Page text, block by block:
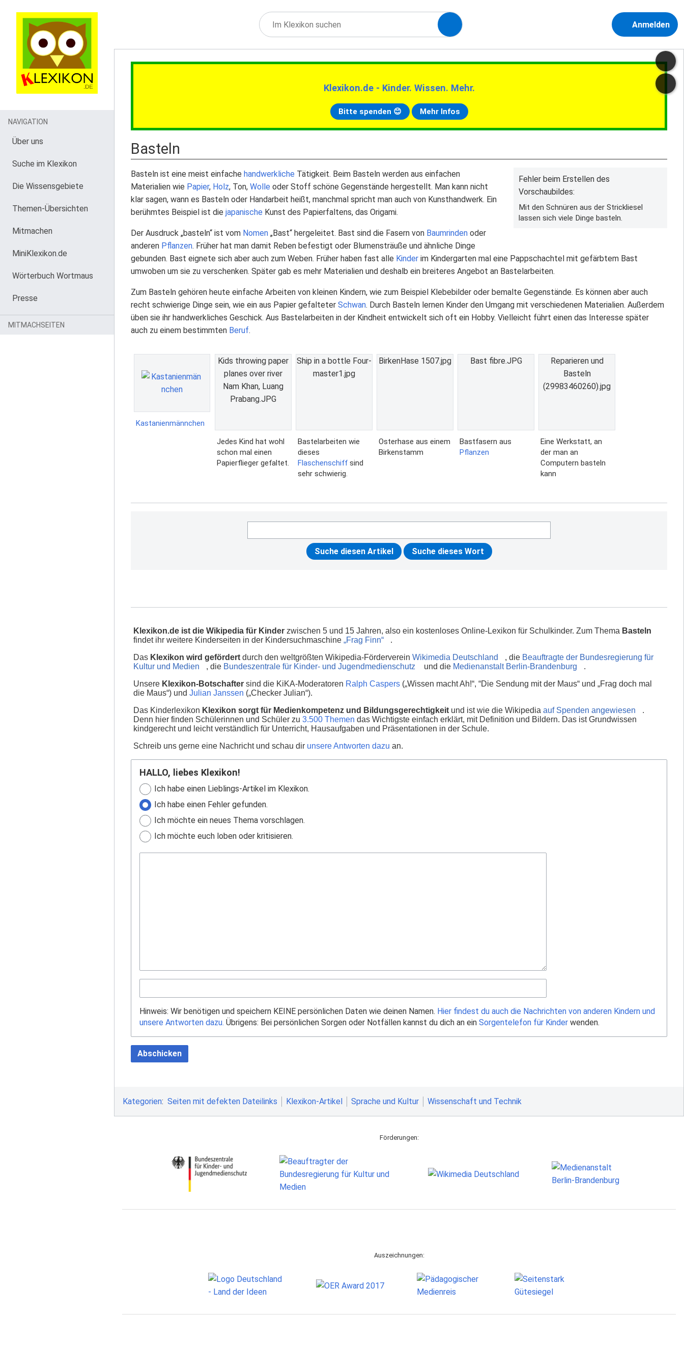
Anmelden
Klexikon.de - Kinder. Wissen. Mehr.
Bitte spenden 😊 Mehr Infos
Basteln
Fehler beim Erstellen des
Vorschaubildes:
Mit den Schnüren aus der Strickliesel
lassen sich viele Dinge basteln.
Basteln ist eine meist einfache handwerkliche Tätigkeit. Beim Basteln werden aus einfachen
Materialien wie Papier, Holz, Ton, Wolle oder Stoff schöne Gegenstände hergestellt. Man kann nicht
klar sagen, wann es Basteln oder Handarbeit heißt, manchmal spricht man auch von Kunsthandwerk. Ein
berühmtes Beispiel ist die japanische Kunst des Papierfaltens, das Origami.
Der Ausdruck „basteln“ ist vom Nomen „Bast“ hergeleitet. Bast sind die Fasern von Baumrinden oder
anderen Pflanzen. Früher hat man damit Reben befestigt oder Blumensträuße und ähnliche Dinge
gebunden. Bast eignete sich aber auch zum Weben. Früher haben fast alle Kinder im Kindergarten mal eine Pappschachtel mit gefärbtem Bast
umwoben um sie zu verschenken. Später gab es mehr Materialien und deshalb ein breiteres Angebot an Bastelarbeiten.
Zum Basteln gehören heute einfache Arbeiten von kleinen Kindern, wie zum Beispiel Klebebilder oder bemalte Gegenstände. Es können aber auch
recht schwierige Dinge sein, wie ein aus Papier gefalteter Schwan. Durch Basteln lernen Kinder den Umgang mit verschiedenen Materialien. Außerdem
üben sie ihr handwerkliches Geschick. Aus Bastelarbeiten in der Kindheit entwickelt sich oft ein Hobby. Vielleicht führt einen das Interesse später
auch zu einem bestimmten Beruf.
Kastanienmännchen
Kids throwing paper
planes over river
Nam Khan, Luang
Prabang.JPG
Jedes Kind hat wohl
schon mal einen
Papierflieger gefaltet.
Ship in a bottle Four-
master1.jpg
Bastelarbeiten wie
dieses
Flaschenschiff sind
sehr schwierig.
BirkenHase 1507.jpg
Osterhase aus einem
Birkenstamm
Bast fibre.JPG
Bastfasern aus
Pflanzen
Reparieren und
Basteln
(29983460260).jpg
Eine Werkstatt, an
der man an
Computern basteln
kann
Klexikon.de ist die Wikipedia für Kinder zwischen 5 und 15 Jahren, also ein kostenloses Online-Lexikon für Schulkinder. Zum Thema Basteln
findet ihr weitere Kinderseiten in der Kindersuchmaschine „Frag Finn“
.
Das Klexikon wird gefördert durch den weltgrößten Wikipedia-Förderverein Wikimedia Deutschland , die Beauftragte der Bundesregierung für
Kultur und Medien
, die Bundeszentrale für Kinder- und Jugendmedienschutz und die Medienanstalt Berlin-Brandenburg
.
Unsere Klexikon-Botschafter sind die KiKA-Moderatoren Ralph Caspers („Wissen macht Ah!“, “Die Sendung mit der Maus“ und „Frag doch mal
die Maus“) und Julian Janssen („Checker Julian“).
Das Kinderlexikon Klexikon sorgt für Medienkompetenz und Bildungsgerechtigkeit und ist wie die Wikipedia auf Spenden angewiesen
.
Denn hier finden Schülerinnen und Schüler zu 3.500 Themen das Wichtigste einfach erklärt, mit Definition und Bildern. Das ist Grundwissen
kindgerecht und leicht verständlich für Unterricht, Hausaufgaben und Präsentationen in der Schule.
Schreib uns gerne eine Nachricht und schau dir unsere Antworten dazu an.
HALLO, liebes Klexikon!
Ich habe einen Lieblings-Artikel im Klexikon.
Ich habe einen Fehler gefunden.
Ich möchte ein neues Thema vorschlagen.
Ich möchte euch loben oder kritisieren.
Hinweis: Wir benötigen und speichern KEINE persönlichen Daten wie deinen Namen. Hier findest du auch die Nachrichten von anderen Kindern und
unsere Antworten dazu. Übrigens: Bei persönlichen Sorgen oder Notfällen kannst du dich an ein Sorgentelefon für Kinder wenden.
Abschicken
Kategorien: Seiten mit defekten Dateilinks Klexikon-Artikel Sprache und Kultur Wissenschaft und Technik
NAVIGATION
Über uns
Suche im Klexikon
Die Wissensgebiete
Themen-Übersichten
Mitmachen
MiniKlexikon.de
Wörterbuch Wortmaus
Presse
MITMACHSEITEN
Förderungen:
Auszeichnungen: